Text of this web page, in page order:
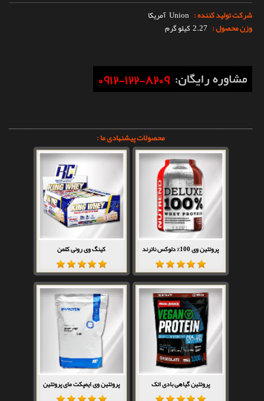
شرکت تولید کننده : Union آمریکا
وزن محصول : 2.27 کیلو گرم
محصولات پیشنهادی ما :
پروتئین وی 100% دلوکس ناترند کینگ وی رونی کلمن
پروتئین گیاهی بادی اتک پروتئین وی ایمپکت مای پروتئین